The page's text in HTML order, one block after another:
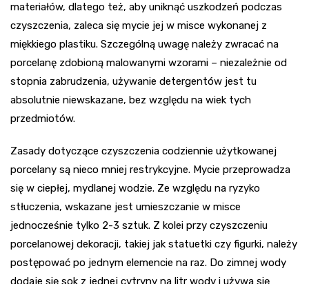
materiałów, dlatego też, aby uniknąć uszkodzeń podczas
czyszczenia, zaleca się mycie jej w misce wykonanej z
miękkiego plastiku. Szczególną uwagę należy zwracać na
porcelanę zdobioną malowanymi wzorami – niezależnie od
stopnia zabrudzenia, używanie detergentów jest tu
absolutnie niewskazane, bez względu na wiek tych
przedmiotów.
Zasady dotyczące czyszczenia codziennie użytkowanej
porcelany są nieco mniej restrykcyjne. Mycie przeprowadza
się w ciepłej, mydlanej wodzie. Ze względu na ryzyko
stłuczenia, wskazane jest umieszczanie w misce
jednocześnie tylko 2-3 sztuk. Z kolei przy czyszczeniu
porcelanowej dekoracji, takiej jak statuetki czy figurki, należy
postępować po jednym elemencie na raz. Do zimnej wody
dodaje się sok z jednej cytryny na litr wody i używa się